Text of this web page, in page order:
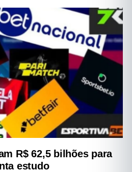
R$ 62,5 bilhões para
estudo